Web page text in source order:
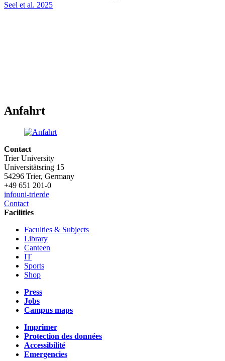
Seel et al. 2025
Anfahrt
Contact
Trier University
Universitätsring 15
54296 Trier, Germany
+49 651 201-0
infouni-trierde
Contact
Facilities
Faculties & Subjects
Library
Canteen
IT
Sports
Shop
Press
Jobs
Campus maps
Imprimer
Protection des données
Accessibilité
Emergencies